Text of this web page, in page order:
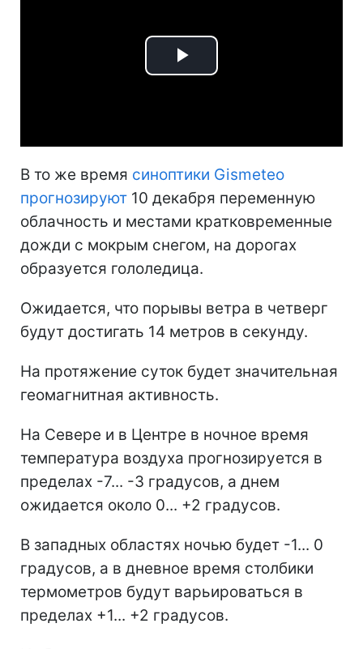
Play
В то же время синоптики Gismeteo
прогнозируют 10 декабря переменную
облачность и местами кратковременные
дожди с мокрым снегом, на дорогах
образуется гололедица.
Ожидается, что порывы ветра в четверг
будут достигать 14 метров в секунду.
На протяжение суток будет значительная
геомагнитная активность.
На Севере и в Центре в ночное время
температура воздуха прогнозируется в
пределах -7... -3 градусов, а днем
ожидается около 0... +2 градусов.
В западных областях ночью будет -1... 0
градусов, а в дневное время столбики
термометров будут варьироваться в
пределах +1... +2 градусов.